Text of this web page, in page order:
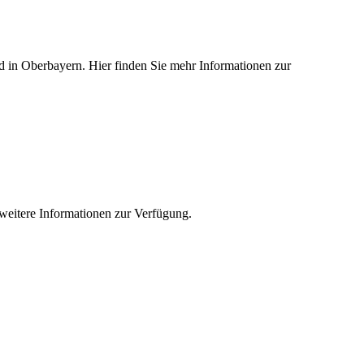
in Oberbayern. Hier finden Sie mehr Informationen zur
Informationen zur Verfügung.